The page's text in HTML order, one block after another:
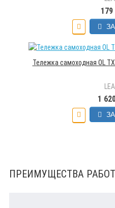
Тележка самоходная OL
1
ПРЕИМУЩЕСТВА